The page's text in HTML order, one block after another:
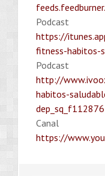
https://
fitness-habitos-
http://
habitos-
Canal
https://